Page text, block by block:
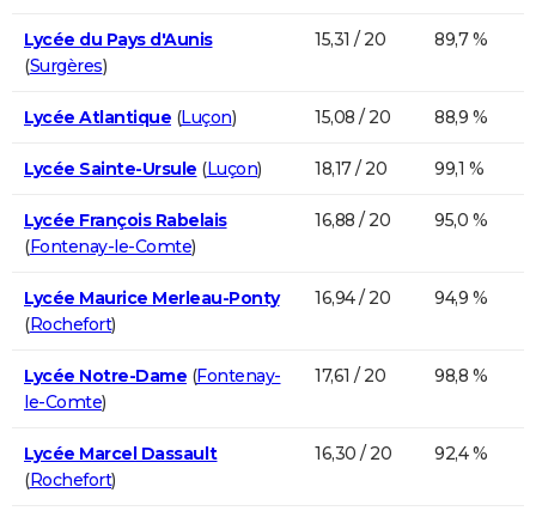
Lycée du Pays d'Aunis
(Surgères)
15,31 / 20 89,7 %
Lycée Atlantique (Luçon) 15,08 / 20 88,9 %
Lycée Sainte-Ursule (Luçon) 18,17 / 20 99,1 %
Lycée François Rabelais
(Fontenay-le-Comte)
16,88 / 20 95,0 %
Lycée Maurice Merleau-Ponty
(Rochefort)
16,94 / 20 94,9 %
Lycée Notre-Dame (Fontenay-
le-Comte)
17,61 / 20 98,8 %
Lycée Marcel Dassault
(Rochefort)
16,30 / 20 92,4 %